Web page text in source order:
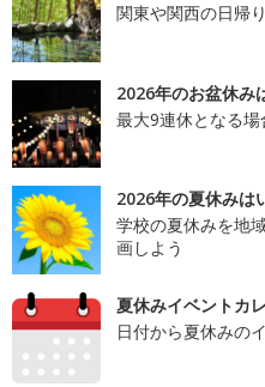
関東や関西の日帰
2026年のお盆休み
最大9連休となる場
2026年の夏休みは
学校の夏休みを地
画しよう
夏休みイベントカ
日付から夏休みの